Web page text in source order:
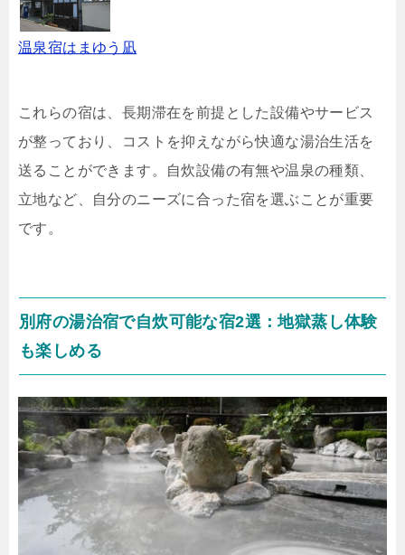
温泉宿はまゆう凪
これらの宿は、長期滞在を前提とした設備やサービス
が整っており、コストを抑えながら快適な湯治生活を
送ることができます。自炊設備の有無や温泉の種類、
立地など、自分のニーズに合った宿を選ぶことが重要
です。
別府の湯治宿で自炊可能な宿2選：地獄蒸し体験
も楽しめる